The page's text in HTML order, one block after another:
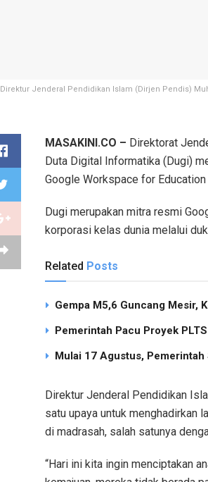
Direktur Jenderal Pendidikan Islam (Dirjen Pendis)
MASAKINI.CO – Direktorat
Duta Digital Informatika (Dugi)
Google Workspace for
Dugi merupakan mitra resmi
korporasi kelas dunia melalui
Related Posts
Gempa M5,6 Guncang Mesir,
Pemerintah Pacu Proyek
Mulai 17 Agustus,
Direktur Jenderal Pendidikan
satu upaya untuk menghadirkan
di madrasah, salah satunya
“Hari ini kita ingin menciptakan